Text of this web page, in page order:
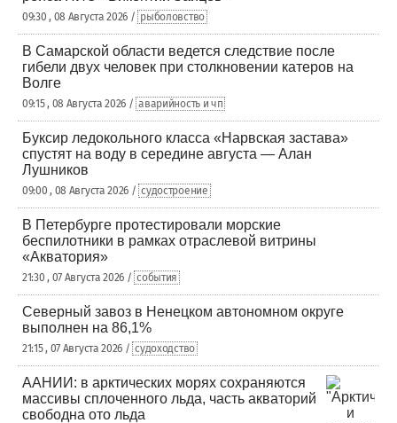
09:30 , 08 Августа 2026 / рыболовство
В Самарской области ведется следствие после
гибели двух человек при столкновении катеров на
Волге
09:15 , 08 Августа 2026 / аварийность и чп
Буксир ледокольного класса «Нарвская застава»
спустят на воду в середине августа — Алан
Лушников
09:00 , 08 Августа 2026 / судостроение
В Петербурге протестировали морские
беспилотники в рамках отраслевой витрины
«Акватория»
21:30 , 07 Августа 2026 / события
Северный завоз в Ненецком автономном округе
выполнен на 86,1%
21:15 , 07 Августа 2026 / судоходство
ААНИИ: в арктических морях сохраняются
массивы сплоченного льда, часть акваторий
свободна ото льда